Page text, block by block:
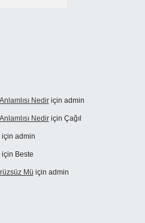
Nediriçin admin
Nediriçin Çağıl
için admin
için Beste
Mü için admin